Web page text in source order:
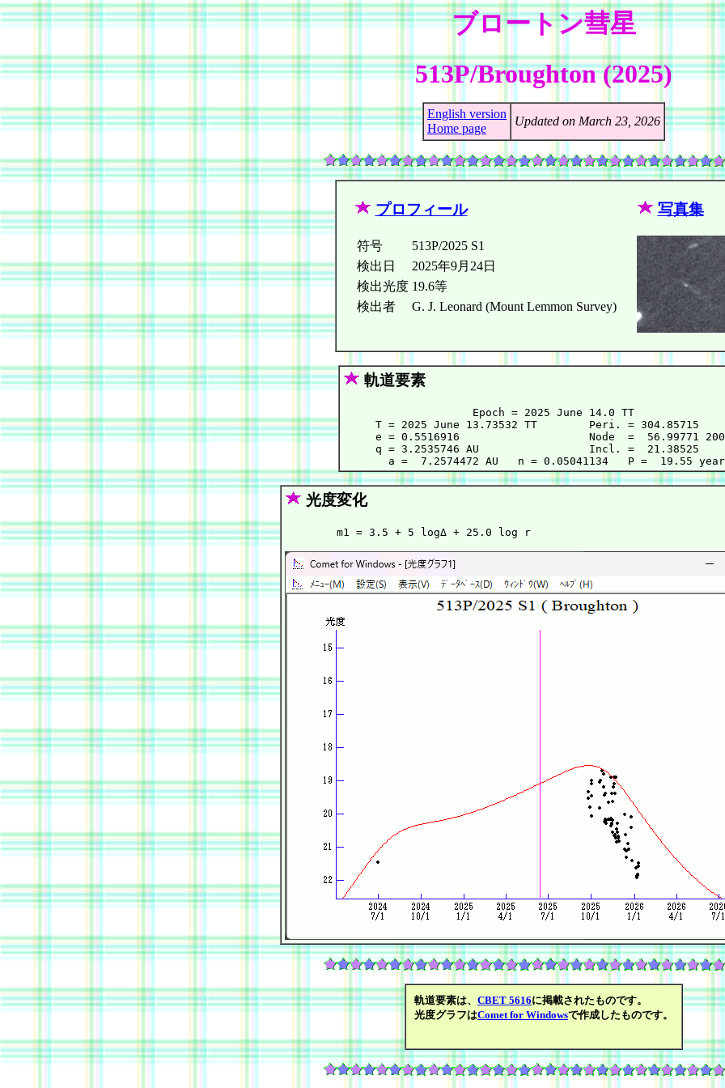
ブロートン彗星
513P/Broughton (2025)
English version
Home page
Updated on March 23, 2026
プロフィール
符号
513P/2025 S1
検出日
2025年9月24日
検出光度 19.6等
検出者
G. J. Leonard (Mount Lemmon Survey)
写真集
軌道要素
                    Epoch = 2025 June 14.0 TT
     T = 2025 June 13.73532 TT        Peri. = 304.85715
e = 0.5516916                    Node  =  56.99771
     q = 3.2535746 AU                 Incl. =  21.38525
光度変化
軌道要素は、 CBET 5616に掲載されたものです。
光度グラフはComet for Windowsで作成したものです。